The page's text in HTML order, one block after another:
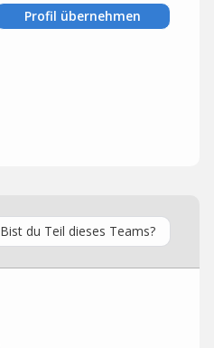
Profil übernehmen
Bist du Teil dieses Teams?